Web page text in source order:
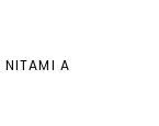
NITAMI A